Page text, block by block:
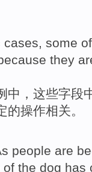
cases, some of
they
中 ， 这些字段
的操作相关。
people are
of the dog has